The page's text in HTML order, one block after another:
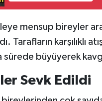
mensup bireyler
Tarafların karşılıklı
sürede büyüyerek
Sevk Edildi